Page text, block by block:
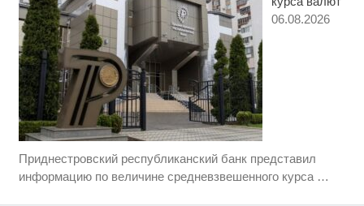
06.08.2026
Приднестровский республиканский банк представил
информацию по величине средневзвешенного курса …
i
Ржу не переставая, это видео